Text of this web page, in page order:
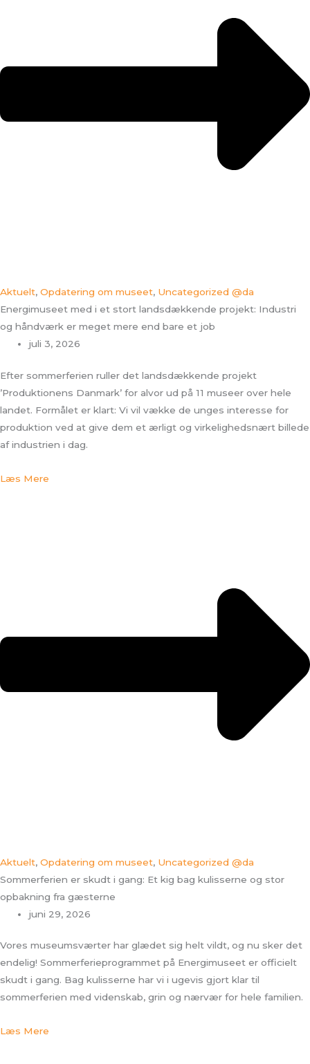
Aktuelt, Opdatering om museet, Uncategorized @da
Energimuseet med i et stort landsdækkende projekt: Industri
og håndværk er meget mere end bare et job
juli 3, 2026
Efter sommerferien ruller det landsdækkende projekt
’Produktionens Danmark’ for alvor ud på 11 museer over hele
landet. Formålet er klart: Vi vil vække de unges interesse for
produktion ved at give dem et ærligt og virkelighedsnært billede
af industrien i dag.
Læs Mere
Aktuelt, Opdatering om museet, Uncategorized @da
Sommerferien er skudt i gang: Et kig bag kulisserne og stor
opbakning fra gæsterne
juni 29, 2026
Vores museumsværter har glædet sig helt vildt, og nu sker det
endelig! Sommerferieprogrammet på Energimuseet er officielt
skudt i gang. Bag kulisserne har vi i ugevis gjort klar til
sommerferien med videnskab, grin og nærvær for hele familien.
Læs Mere